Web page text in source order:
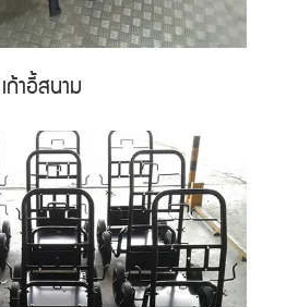
เก้าอี้สนาม